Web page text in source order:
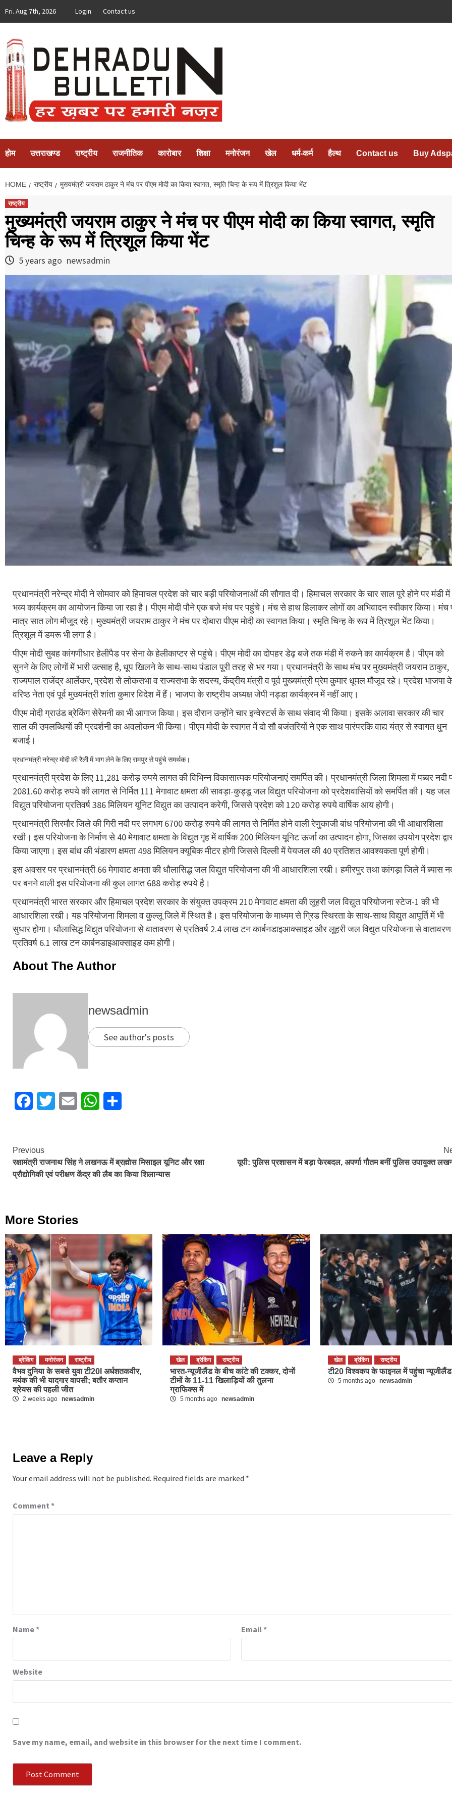
Fri. Aug 7th, 2026 Login Contact us
होम उत्तराखण्ड राष्ट्रीय राजनीतिक कारोबार शिक्षा मनोरंजन खेल धर्म-कर्म हैल्थ Contact us Buy
HOME राष्ट्रीय मुख्यमंत्री जयराम ठाकुर ने मंच पर पीएम मोदी का किया स्वागत, स्मृति चिन्ह के रूप में त्रिशूल किया भेंट
राष्ट्रीय
मुख्यमंत्री जयराम ठाकुर ने मंच पर पीएम मोदी का किया स्वागत, स्मृति
चिन्ह के रूप में त्रिशूल किया भेंट
5 years ago newsadmin
प्रधानमंत्री नरेन्‍द्र मोदी ने सोमवार को हिमाचल प्रदेश को चार बड़ी परियोजनाओं की सौगात दी। हिमाचल सरकार के चार साल पूरे होने पर मंडी में
भव्‍य कार्यक्रम का आयोजन किया जा रहा है। पीएम मोदी पौने एक बजे मंच पर पहुंचे। मंच से हाथ हिलाकर लोगों का अभिवादन स्वीकार किया। मंच
मात्र सात लोग मौजूद रहे। मुख्यमंत्री जयराम ठाकुर ने मंच पर दोबारा पीएम मोदी का स्वागत किया। स्मृति चिन्ह के रूप में त्रिशूल भेंट किया।
त्रिशूल में डमरू भी लगा है।
पीएम मोदी सुबह कांगणीधार हेलीपैड पर सेना के हेलीकाप्‍टर से पहुंचे। पीएम मोदी का दोपहर डेढ़ बजे तक मंडी में रुकने का कार्यक्रम है। पीएम को
सुनने के लिए लोगों में भारी उत्‍साह है, धूप खिलने के साथ-साथ पंडाल पूरी तरह से भर गया। प्रधानमंत्री के साथ मंच पर मुख्यमंत्री जयराम ठाकुर,
राज्यपाल राजेंद्र आर्लेकर, प्रदेश से लोकसभा व राज्यसभा के सदस्य, केंद्रीय मंत्री व पूर्व मुख्यमंत्री प्रेम कुमार धूमल मौजूद रहे। प्रदेश भाजपा
वरिष्‍ठ नेता एवं पूर्व मुख्यमंत्री शांता कुमार विदेश में हैं। भाजपा के राष्ट्रीय अध्यक्ष जेपी नड्डा कार्यक्रम में नहीं आए।
पीएम मोदी ग्राउंड ब्रेकिंग सेरेमनी का भी आगाज किया। इस दौरान उन्‍होंने चार इन्‍वेस्‍टर्स के साथ संवाद भी किया। इसके अलावा सरकार की चार
साल की उपलब्धियों की प्रदर्शनी का अवलोकन भी किया। पीएम मोदी के स्‍वागत में दो सौ बजंतरियों ने एक साथ पारंपरकि वाद्य यंत्र से स्‍वागत धुन
बजाई।
प्रधानमंत्री नरेन्द्र मोदी की रैली में भाग लेने के लिए रामपुर से पहुंचे समर्थक।
प्रधानमंत्री प्रदेश के लिए 11,281 करोड़ रुपये लागत की विभिन्न विकासात्मक परियोजनाएं समर्पित की। प्रधानमंत्री जिला शिमला में पब्बर नदी
2081.60 करोड़ रुपये की लागत से निर्मित 111 मेगावाट क्षमता की सावड़ा-कुड्डू जल विद्युत परियोजना को प्रदेशवासियों को समर्पित की। यह जल
विद्युत परियोजना प्रतिवर्ष 386 मिलियन यूनिट विद्युत का उत्पादन करेगी, जिससे प्रदेश को 120 करोड़ रुपये वार्षिक आय होगी।
प्रधानमंत्री सिरमौर जिले की गिरी नदी पर लगभग 6700 करोड़ रुपये की लागत से निर्मित होने वाली रेणुकाजी बांध परियोजना की भी आधारशिला
रखी। इस परियोजना के निर्माण से 40 मेगावाट क्षमता के विद्युत गृह में वार्षिक 200 मिलियन यूनिट ऊर्जा का उत्पादन होगा, जिसका उपयोग प्रदेश
किया जाएगा। इस बांध की भंडारण क्षमता 498 मिलियन क्यूबिक मीटर होगी जिससे दिल्ली में पेयजल की 40 प्रतिशत आवश्यकता पूर्ण होगी।
इस अवसर पर प्रधानमंत्री 66 मेगावाट क्षमता की धौलासिद्ध जल विद्युत परियोजना की भी आधारशिला रखी। हमीरपुर तथा कांगड़ा जिले में ब्यास
पर बनने वाली इस परियोजना की कुल लागत 688 करोड़ रुपये है।
प्रधानमंत्री भारत सरकार और हिमाचल प्रदेश सरकार के संयुक्त उपक्रम 210 मेगावाट क्षमता की लूहरी जल विद्युत परियोजना स्टेज-1 की भी
आधारशिला रखी। यह परियोजना शिमला व कुल्लू जिले में स्थित है। इस परियोजना के माध्यम से ग्रिड स्थिरता के साथ-साथ विद्युत आपूर्ति में भी
सुधार होगा। धौलासिद्ध विद्युत परियोजना से वातावरण से प्रतिवर्ष 2.4 लाख टन कार्बनडाइआक्साइड और लूहरी जल विद्युत परियोजना से
प्रतिवर्ष 6.1 लाख टन कार्बनडाइआक्साइड कम होगी।
About The Author
newsadmin
See author's posts
FacebookTwitter Email WhatsApp
Continue
Reading
Previous
रक्षामंत्री राजनाथ सिंह ने लखनऊ में ब्रह्मोस मिसाइल यूनिट और रक्षा
प्रौद्योगिकी एवं परीक्षण केंद्र की लैब का किया शिलान्यास
यूपी: पुलिस प्रशासन में बड़ा फेरबदल, अपर्णा गौतम बनीं पुलिस उपायुक्त
More Stories
ब्रेकिंग मनोरंजन राष्ट्रीय
वैभव दुनिया के सबसे युवा टी20I अर्धशतकवीर,
मयंक की भी यादगार वापसी; बतौर कप्तान
श्रेयस की पहली जीत
2 weeks ago newsadmin
खेल ब्रेकिंग राष्ट्रीय
भारत-न्यूजीलैंड के बीच कांटे की टक्कर, दोनों
टीमों के 11-11 खिलाड़ियों की तुलना
ग्राफिक्स में
5 months ago newsadmin
खेल ब्रेकिंग राष्ट्रीय
टी20 विश्वकप के फाइनल में पहुंचा न्यूजीलैंड
5 months ago newsadmin
Leave a Reply
Your email address will not be published. Required fields are marked *
Comment *
Name* Email*
Website
Save my name, email, and website in this browser for the next time I comment.